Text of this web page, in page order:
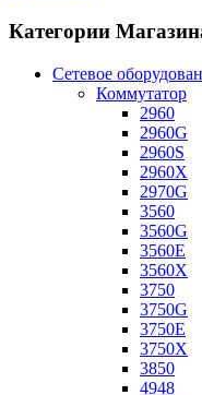
Категории
Сетевое
Коммутатор
2960
2960G
2960S
2960X
2970G
3560
3560G
3560E
3560X
3750
3750G
3750E
3750X
3850
4948